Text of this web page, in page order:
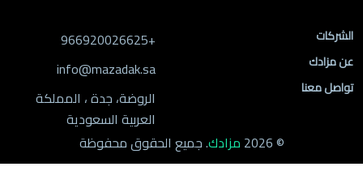
الشركات
عن مزادك
تواصل معنا
+966920026625
info@mazadak.sa
الروضة، جدة ، المملكة
العربية السعودية
© 2026
مزادك. جميع الحقوق محفوظة